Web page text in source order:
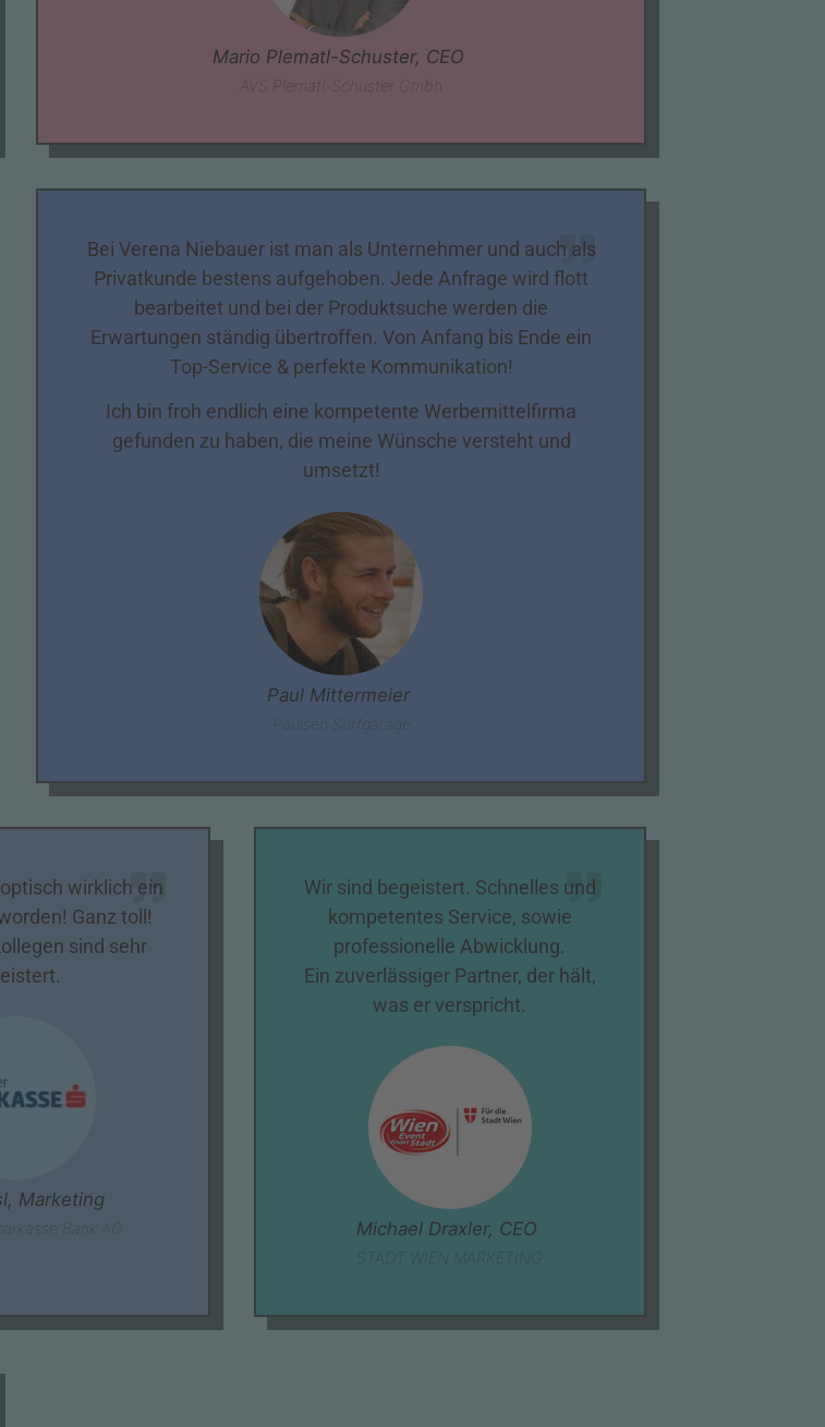
Mario Plematl-Schuster, CEO
AVS Plematl-Schuster Gmbh
Bei Verena Niebauer ist man als Unternehmer und auch als
Privatkunde bestens aufgehoben. Jede Anfrage wird flott
bearbeitet und bei der Produktsuche werden die
Erwartungen ständig übertroffen. Von Anfang bis Ende ein
Top-Service & perfekte Kommunikation!
Ich bin froh endlich eine kompetente Werbemittelfirma
gefunden zu haben, die meine Wünsche versteht und
umsetzt!
Paul Mittermeier
Paulsen Surfgarage
wirklich ein
Ganz toll!
sind sehr
Marketing
Bank AG
Wir sind begeistert. Schnelles und
kompetentes Service, sowie
professionelle Abwicklung.
Ein zuverlässiger Partner, der hält,
was er verspricht.
Michael Draxler, CEO
STADT WIEN MARKETING